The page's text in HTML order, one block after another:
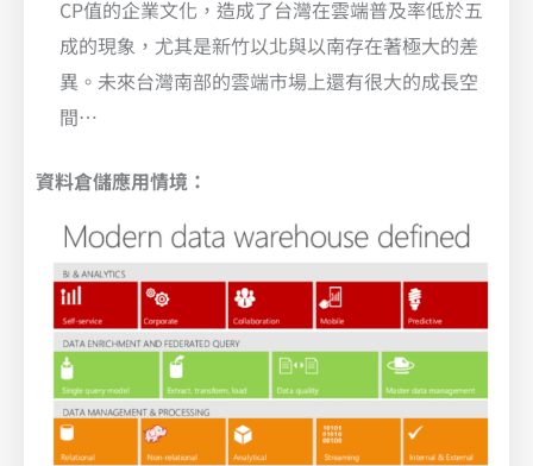
CP值的企業文化，造成了台灣在雲端普及率低於五
成的現象，尤其是新竹以北與以南存在著極大的差
異。未來台灣南部的雲端市場上還有很大的成長空
間…
資料倉儲應用情境：